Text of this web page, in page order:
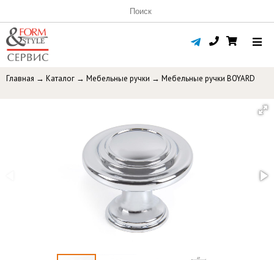
Главная → Каталог → Мебельные ручки → Мебельные ручки BOYARD